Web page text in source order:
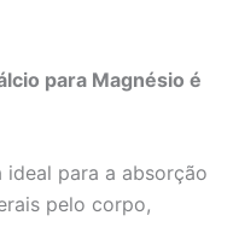
para Magnésio é
para a absorção
pelo corpo,